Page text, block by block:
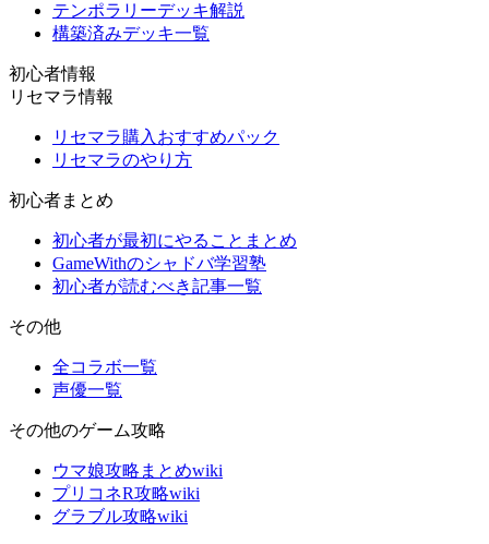
テンポラリーデッキ解説
構築済みデッキ一覧
初心者情報
リセマラ情報
リセマラ購入おすすめパック
リセマラのやり方
初心者まとめ
初心者が最初にやることまとめ
GameWithのシャドバ学習塾
初心者が読むべき記事一覧
その他
全コラボ一覧
声優一覧
その他のゲーム攻略
ウマ娘攻略まとめwiki
プリコネR攻略wiki
グラブル攻略wiki